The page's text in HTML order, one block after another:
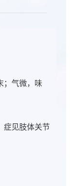
；气微，味
症见肢体关节